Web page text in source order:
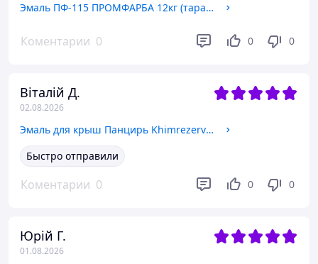
Эмаль ПФ-115 ПРОМФАРБА 12кг (тара 10л) цвета в ассортименте
Коментарии 0 0 0
Віталій Д.
02.08.2026
Эмаль для крыш Панцирь KhimrezervPRO 11кг цвета в ассортименте
Быстро отправили
Коментарии 0 0 0
Юрій Г.
01.08.2026